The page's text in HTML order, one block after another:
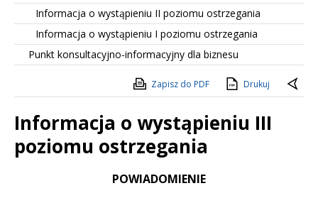
Informacja o wystąpieniu II poziomu ostrzegania
Informacja o wystąpieniu I poziomu ostrzegania
Punkt konsultacyjno-informacyjny dla biznesu
Zapisz do PDF Drukuj
Informacja o wystąpieniu III
poziomu ostrzegania
POWIADOMIENIE